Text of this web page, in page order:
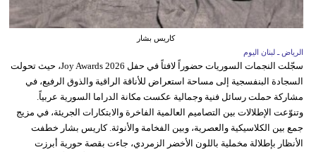
كاريس بشار
الرياض ـ لبنان اليوم
سجّلت النجمات السوريات حضوراً لافتاً في حفل Joy Awards 2026، حيث تحولت
السجادة البنفسجية إلى مساحة استعراض للأناقة الراقية والذوق الرفيع، في
مشاركة حملت رسائل فنية وجمالية عكست مكانة الدراما السورية عربياً.
وتنوّعت الإطلالات بين التصاميم العالمية الفاخرة والابتكارات الجريئة، في مزيج
جمع بين الكلاسيكية والعصرية، وبين الفخامة والأنوثة. كاريس بشار خطفت
الأنظار بإطلالة مخملية باللون الأخضر الزمردي، جاءت بقصة حورية أبرزت